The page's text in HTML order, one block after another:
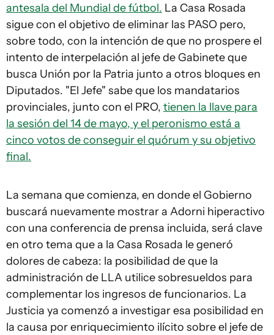
antesala del Mundial de fútbol. La Casa Rosada
sigue con el objetivo de eliminar las PASO pero,
sobre todo, con la intención de que no prospere el
intento de interpelación al jefe de Gabinete que
busca Unión por la Patria junto a otros bloques en
Diputados. "El Jefe" sabe que los mandatarios
provinciales, junto con el PRO, tienen la llave para
la sesión del 14 de mayo, y el peronismo está a
cinco votos de conseguir el quórum y su objetivo
final.
La semana que comienza, en donde el Gobierno
buscará nuevamente mostrar a Adorni hiperactivo
con una conferencia de prensa incluida, será clave
en otro tema que a la Casa Rosada le generó
dolores de cabeza: la posibilidad de que la
administración de LLA utilice sobresueldos para
complementar los ingresos de funcionarios. La
Justicia ya comenzó a investigar esa posibilidad en
la causa por enriquecimiento ilícito sobre el jefe de